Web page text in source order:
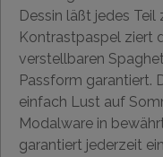
Dessin läßt jedes Teil
Kontrastpaspel ziert
verstellbaren
Passform garantiert.
einfach Lust auf
Modalware in
garantiert jederzeit